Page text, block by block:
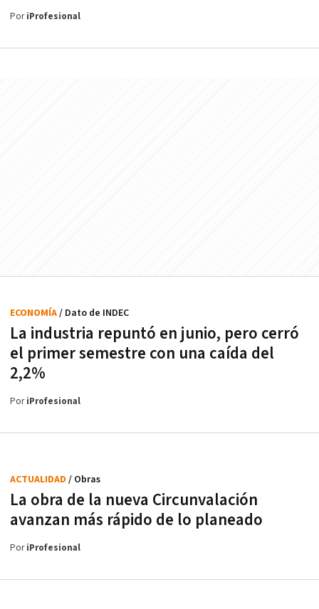
PoriProfesional
La industria repuntó en junio, pero cerró
el primer semestre con una caída del
2,2%
ECONOMÍA/ Dato de INDEC
PoriProfesional
La obra de la nueva Circunvalación
avanzan más rápido de lo planeado
ACTUALIDAD / Obras
PoriProfesional